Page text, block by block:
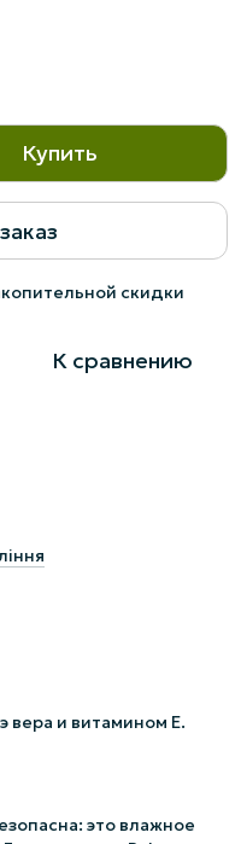
Купить
скидки
К сравнению
вера и витамином Е.
это влажное